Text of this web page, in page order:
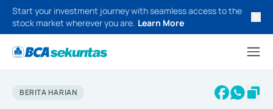
Start your investment journey with seamless access to the
stock market wherever you are. Learn More
BERITA HARIAN